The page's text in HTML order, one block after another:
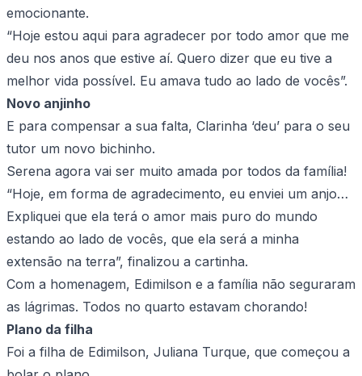
emocionante.
“Hoje estou aqui para agradecer por todo amor que me
deu nos anos que estive aí. Quero dizer que eu tive a
melhor vida possível. Eu amava tudo ao lado de vocês”.
Novo anjinho
E para compensar a sua falta, Clarinha ‘deu’ para o seu
tutor um novo bichinho.
Serena agora vai ser muito amada por todos da família!
“Hoje, em forma de agradecimento, eu enviei um anjo…
Expliquei que ela terá o amor mais puro do mundo
estando ao lado de vocês, que ela será a minha
extensão na terra”, finalizou a cartinha.
Com a homenagem, Edimilson e a família não seguraram
as lágrimas. Todos no quarto estavam chorando!
Plano da filha
Foi a filha de Edimilson, Juliana Turque, que começou a